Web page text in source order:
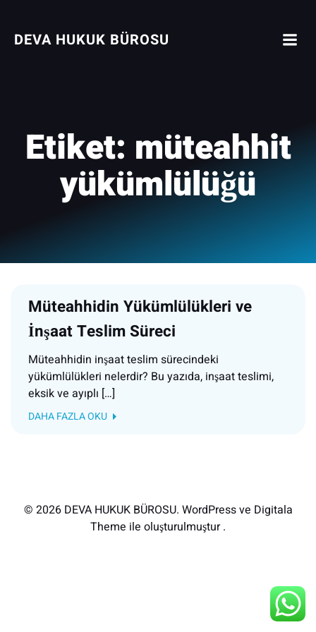
DEVA HUKUK BÜROSU
Etiket: müteahhit
yükümlülüğü
Müteahhidin Yükümlülükleri ve
İnşaat Teslim Süreci
Müteahhidin inşaat teslim sürecindeki
yükümlülükleri nelerdir? Bu yazıda, inşaat teslimi,
eksik ve ayıplı […]
DAHA FAZLA OKU
© 2026 DEVA HUKUK BÜROSU. WordPress ve Digitala
Theme ile oluşturulmuştur .